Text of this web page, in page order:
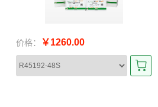
价格： ￥1260.00